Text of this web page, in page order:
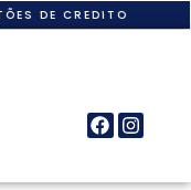
DE CREDITO